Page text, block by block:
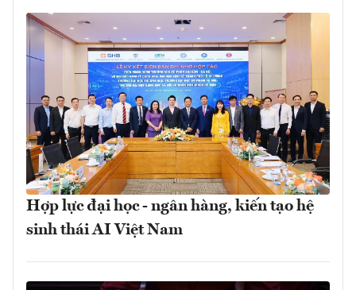
Hợp lực đại học - ngân hàng, kiến tạo hệ
sinh thái AI Việt Nam